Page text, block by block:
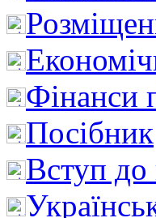
Фінанси
Посібник
Вступ до